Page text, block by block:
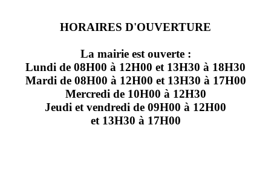
HORAIRES D'OUVERTURE
La mairie est ouverte :
Lundi de 08H00 à 12H00 et 13H30 à 18H30
Mardi de 08H00 à 12H00 et 13H30 à 17H00
Mercredi de 10H00 à 12H30
Jeudi et vendredi de 09H00 à 12H00
et 13H30 à 17H00